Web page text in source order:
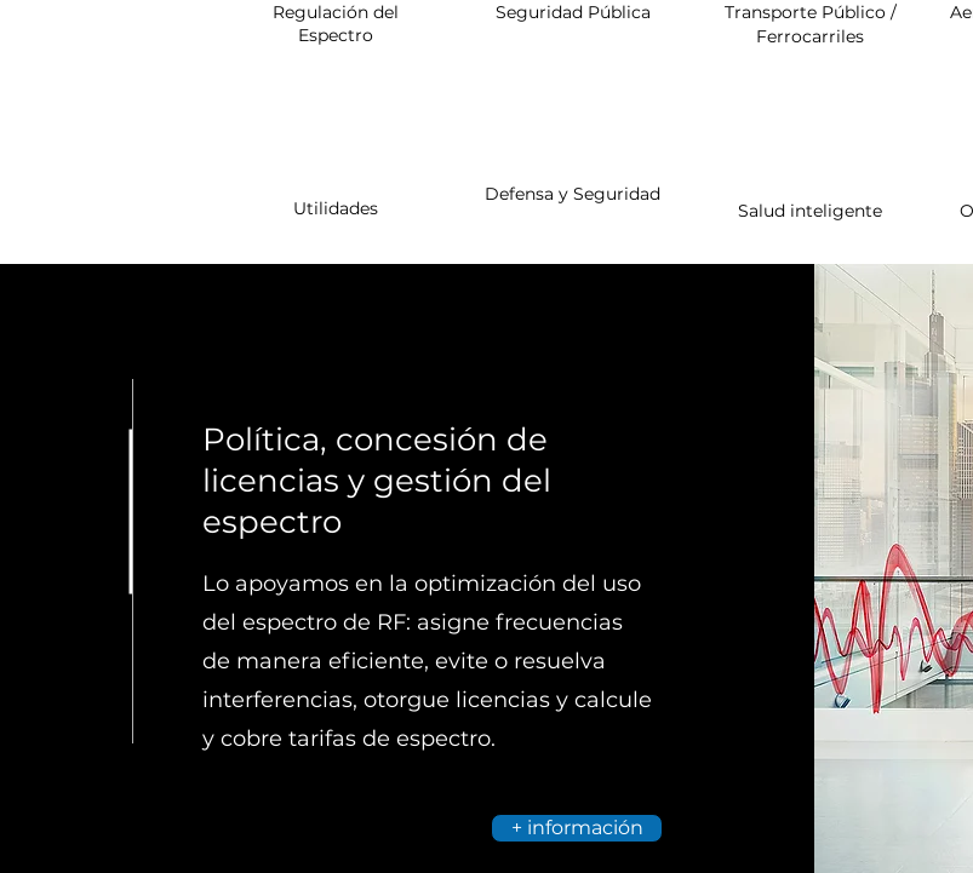
Regulación del
Espectro
Utilidades
Seguridad Pública
Defensa y Seguridad
Transporte Público /
Ferrocarriles
Salud inteligente
Política, concesión de
licencias y gestión del
espectro
Lo apoyamos en la optimización del uso
del espectro de RF: asigne frecuencias
de manera eficiente, evite o resuelva
interferencias, otorgue licencias y calcule
y cobre tarifas de espectro.
+ información